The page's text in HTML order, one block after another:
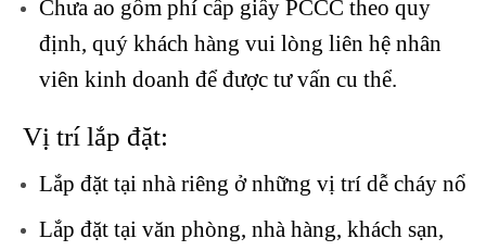
Chưa ao gồm phí cấp giấy PCCC theo quy
định, quý khách hàng vui lòng liên hệ nhân
viên kinh doanh để được tư vấn cu thể.
Vị trí lắp đặt:
Lắp đặt tại nhà riêng ở những vị trí dễ cháy nổ
Lắp đặt tại văn phòng, nhà hàng, khách sạn,